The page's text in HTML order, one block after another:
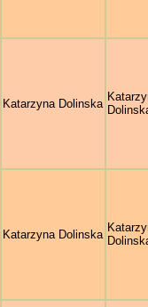
Katarzyna Dolinska
Katarzyna Dolinska